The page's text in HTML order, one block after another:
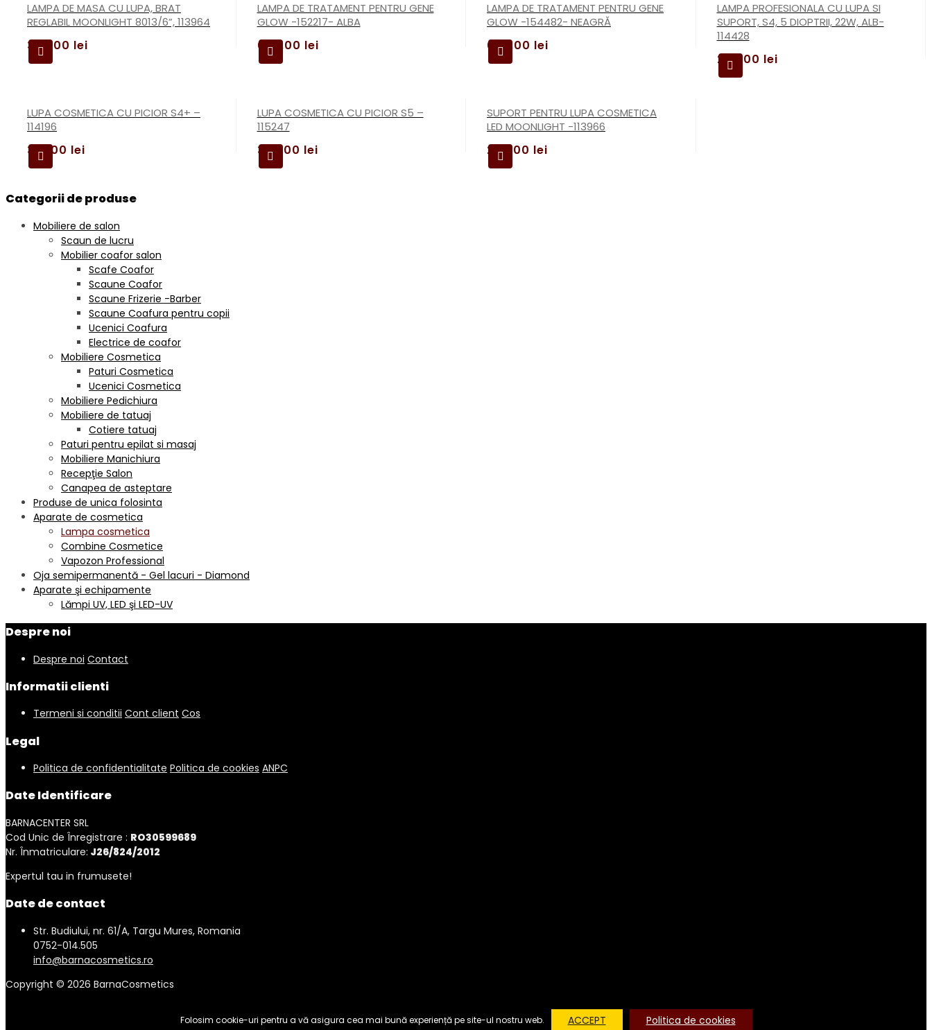
LAMPA DE MASA CU LUPA, BRAT
REGLABIL MOONLIGHT 8013/6”, 113964
369,00 lei
LAMPA DE TRATAMENT PENTRU GENE
GLOW -152217- ALBA
690,00 lei
LAMPA DE TRATAMENT PENTRU GENE
GLOW -154482- NEAGRĂ
690,00 lei
LAMPA PROFESIONALA CU LUPA SI
SUPORT, S4, 5 DIOPTRII, 22W, ALB-
114428
269,00 lei
LUPA COSMETICA CU PICIOR S4+ –
114196
319,00 lei
LUPA COSMETICA CU PICIOR S5 –
115247
399,00 lei
SUPORT PENTRU LUPA COSMETICA
LED MOONLIGHT -113966
299,00 lei
Categorii de produse
Mobiliere de salon
Scaun de lucru
Mobilier coafor salon
Scafe Coafor
Scaune Coafor
Scaune Frizerie -Barber
Scaune Coafura pentru copii
Ucenici Coafura
Electrice de coafor
Mobiliere Cosmetica
Paturi Cosmetica
Ucenici Cosmetica
Mobiliere Pedichiura
Mobiliere de tatuaj
Cotiere tatuaj
Paturi pentru epilat si masaj
Mobiliere Manichiura
Recepţie Salon
Canapea de asteptare
Produse de unica folosinta
Aparate de cosmetica
Lampa cosmetica
Combine Cosmetice
Vapozon Professional
Oja semipermanentă - Gel lacuri - Diamond
Aparate şi echipamente
Lămpi UV, LED şi LED-UV
Despre noi
Despre noi Contact
Informatii clienti
Termeni si conditii Cont client Cos
Legal
Politica de confidentialitate Politica de cookies ANPC
Date Identificare
BARNACENTER SRL
Cod Unic de Înregistrare : RO30599689
Nr. Înmatriculare: J26/824/2012
Expertul tau in frumusete!
Date de contact
Str. Budiului, nr. 61/A, Targu Mures, Romania
0752-014.505
info@barnacosmetics.ro
Copyright © 2026 BarnaCosmetics
Folosim cookie-uri pentru a vă asigura cea mai bună experiență pe site-ul nostru web. ACCEPT Politica de cookies